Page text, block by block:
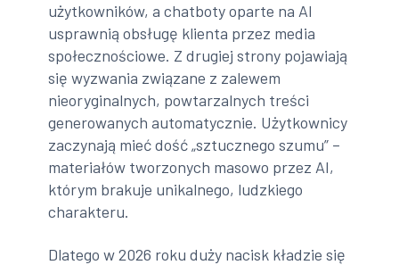
użytkowników, a chatboty oparte na AI
usprawnią obsługę klienta przez media
społecznościowe. Z drugiej strony pojawiają
się wyzwania związane z zalewem
nieoryginalnych, powtarzalnych treści
generowanych automatycznie. Użytkownicy
zaczynają mieć dość „sztucznego szumu” –
materiałów tworzonych masowo przez AI,
którym brakuje unikalnego, ludzkiego
charakteru.
Dlatego w 2026 roku duży nacisk kładzie się